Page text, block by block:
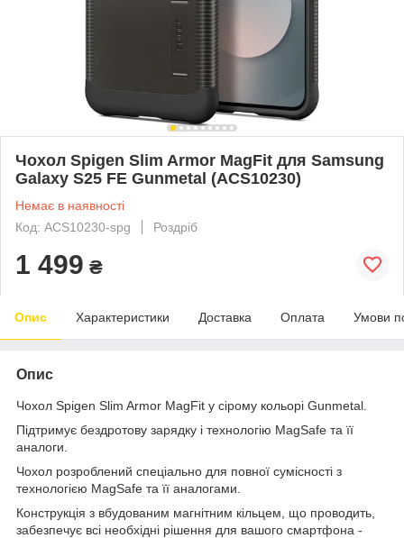
Чохол Spigen Slim Armor MagFit для Samsung
Galaxy S25 FE Gunmetal (ACS10230)
Немає в наявності
Код: ACS10230-spg
Роздріб
1 499 ₴
Опис Характеристики Доставка Оплата Умови
Опис
Чохол Spigen Slim Armor MagFit у сірому кольорі Gunmetal.
Підтримує бездротову зарядку і технологію MagSafe та її
аналоги.
Чохол розроблений спеціально для повної сумісності з
технологією MagSafe та її аналогами.
Конструкція з вбудованим магнітним кільцем, що проводить,
забезпечує всі необхідні рішення для вашого смартфона -